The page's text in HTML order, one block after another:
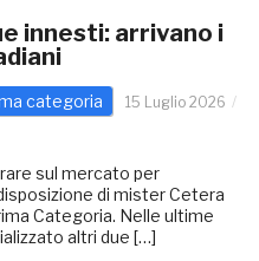
innesti: arrivano i
categoria
15 Luglio 2026
sul mercato per
di mister Cetera
Categoria. Nelle ultime
altri due […]